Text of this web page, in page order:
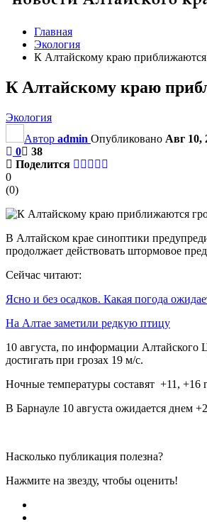
Главная
Экология
К Алтайскому краю
К Алтайскому краю
Экология
Автор admin Опубликовано Авг 10,
0
38
Поделится
0
(0)
В Алтайском крае синоптики
продолжает действовать штормовое
Сейчас читают:
Ясно и без осадков. Какая погода
На Алтае заметили редкую птицу
10 августа, по информации
достигать при грозах 19 м/с.
Ночные температуры составят +11, +16
В Барнауле 10 августа ожидается днем
Насколько публикация полезна?
Нажмите на звезду, чтобы оценить!